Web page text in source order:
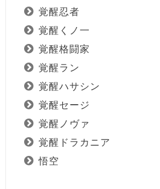
覚醒忍者
覚醒くノ一
覚醒格闘家
覚醒ラン
覚醒ハサシン
覚醒セージ
覚醒ノヴァ
覚醒ドラカニア
悟空